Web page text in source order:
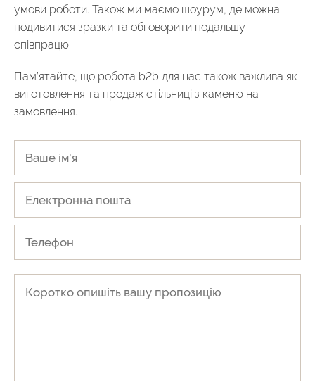
умови роботи. Також ми маємо шоурум, де можна
подивитися зразки та обговорити подальшу
співпрацю.
Пам’ятайте, що робота b2b для нас також важлива як
виготовлення та продаж стільниці з каменю на
замовлення.